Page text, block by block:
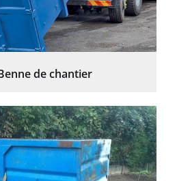
de chantier